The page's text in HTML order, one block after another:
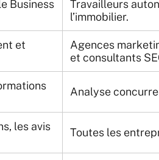
Business
Travailleurs
l’immobilier.
et
Agences
et consultants
Analyse
les avis
Toutes les